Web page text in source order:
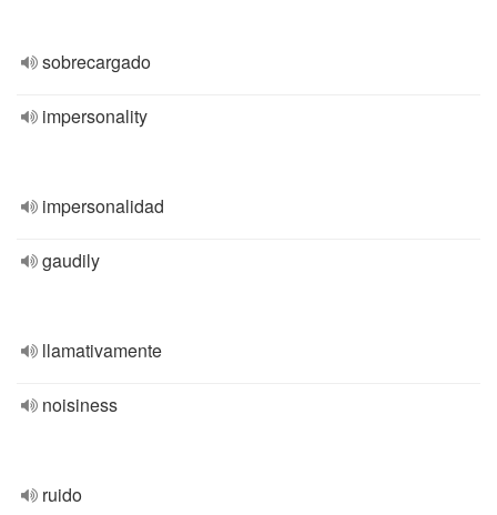
sobrecargado
impersonality
impersonalidad
gaudily
llamativamente
noisiness
ruido